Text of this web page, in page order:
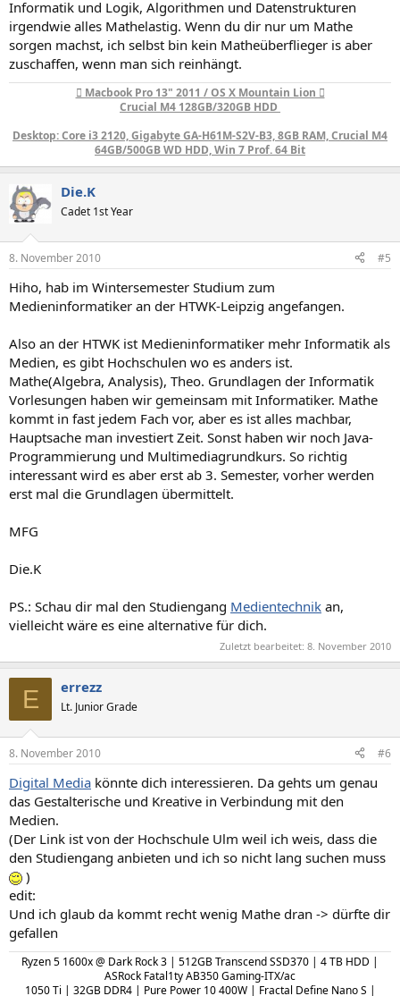
Informatik und Logik, Algorithmen und Datenstrukturen
irgendwie alles Mathelastig. Wenn du dir nur um Mathe
sorgen machst, ich selbst bin kein Matheüberflieger is aber
zuschaffen, wenn man sich reinhängt.
 Macbook Pro 13" 2011 / OS X Mountain Lion 
Crucial M4 128GB/320GB HDD
Desktop: Core i3 2120, Gigabyte GA-H61M-S2V-B3, 8GB RAM, Crucial M4
64GB/500GB WD HDD, Win 7 Prof. 64 Bit​
Die.K
Cadet 1st Year
8. November 2010 #5
Hiho, hab im Wintersemester Studium zum
Medieninformatiker an der HTWK-Leipzig angefangen.
Also an der HTWK ist Medieninformatiker mehr Informatik als
Medien, es gibt Hochschulen wo es anders ist.
Mathe(Algebra, Analysis), Theo. Grundlagen der Informatik
Vorlesungen haben wir gemeinsam mit Informatiker. Mathe
kommt in fast jedem Fach vor, aber es ist alles machbar,
Hauptsache man investiert Zeit. Sonst haben wir noch Java-
Programmierung und Multimediagrundkurs. So richtig
interessant wird es aber erst ab 3. Semester, vorher werden
erst mal die Grundlagen übermittelt.
MFG
Die.K
PS.: Schau dir mal den Studiengang Medientechnik an,
vielleicht wäre es eine alternative für dich.
Zuletzt bearbeitet: 8. November 2010
E errezz
Lt. Junior Grade
8. November 2010 #6
Digital Media könnte dich interessieren. Da gehts um genau
das Gestalterische und Kreative in Verbindung mit den
Medien.
(Der Link ist von der Hochschule Ulm weil ich weis, dass die
den Studiengang anbieten und ich so nicht lang suchen muss
)
edit:
Und ich glaub da kommt recht wenig Mathe dran -> dürfte dir
gefallen
Ryzen 5 1600x @ Dark Rock 3 | 512GB Transcend SSD370 | 4 TB HDD |
ASRock Fatal1ty AB350 Gaming-ITX/ac
1050 Ti | 32GB DDR4| Pure Power 10 400W| Fractal Define Nano S |